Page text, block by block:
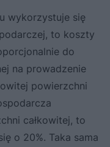
wykorzystuje się
to koszty
do
na prowadzenie
powierzchni
całkowitej, to
o 20%. Taka sama